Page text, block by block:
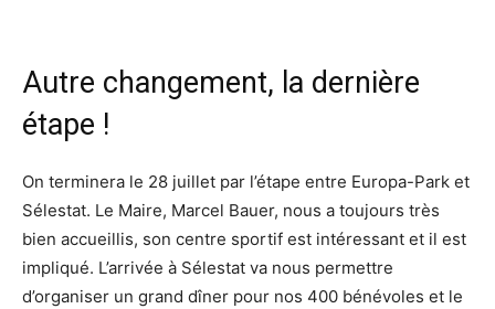
Autre changement, la dernière
étape !
On terminera le 28 juillet par l’étape entre Europa-Park et
Sélestat. Le Maire, Marcel Bauer, nous a toujours très
bien accueillis, son centre sportif est intéressant et il est
impliqué. L’arrivée à Sélestat va nous permettre
d’organiser un grand dîner pour nos 400 bénévoles et le